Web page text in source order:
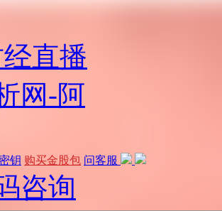
钥 购买金股包 问客服
咨询